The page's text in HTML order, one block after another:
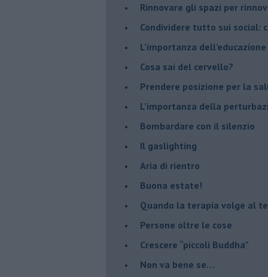
​Rinnovare gli spazi per
​Condividere tutto sui social:
​L’importanza
​Cosa sai del cervello?
Prendere posizione per la
L’importanza della
​Bombardare con il silenzio
Il gaslighting
Aria di rientro
Buona estate!
​Quando la terapia volge al
​Persone oltre le cose
​Crescere “piccoli Buddha”
Non va bene se…